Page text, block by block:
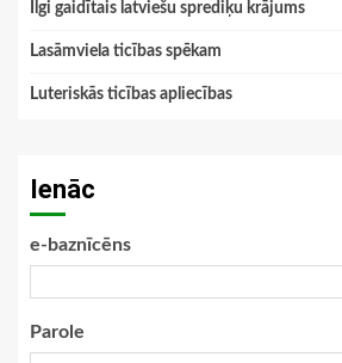
Ilgi gaidītais latviešu sprediķu krājums
Lasāmviela ticības spēkam
Luteriskās ticības apliecības
Ienāc
e-baznīcēns
Parole